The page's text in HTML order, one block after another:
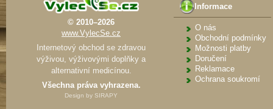
© 2010–2026
www.VylecSe.cz
Internetový obchod se zdravou
výživou, výživovými doplňky a
alternativní medicínou.
Všechna práva vyhrazena.
Design by SIRAPY
Informace
O nás
Obchodní podmínky
Možnosti platby
Doručení
Reklamace
Ochrana soukromí